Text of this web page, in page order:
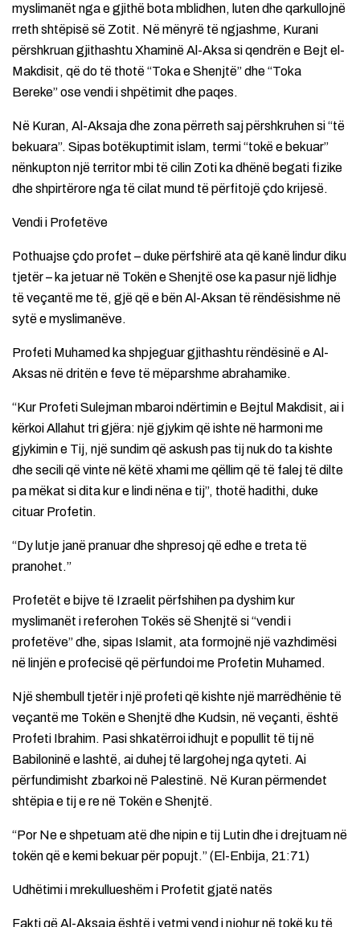
myslimanët nga e gjithë bota mblidhen, luten dhe qarkullojnë
rreth shtëpisë së Zotit. Në mënyrë të ngjashme, Kurani
përshkruan gjithashtu Xhaminë Al-Aksa si qendrën e Bejt el-
Makdisit, që do të thotë “Toka e Shenjtë” dhe “Toka
Bereke” ose vendi i shpëtimit dhe paqes.
Në Kuran, Al-Aksaja dhe zona përreth saj përshkruhen si “të
bekuara”. Sipas botëkuptimit islam, termi “tokë e bekuar”
nënkupton një territor mbi të cilin Zoti ka dhënë begati fizike
dhe shpirtërore nga të cilat mund të përfitojë çdo krijesë.
Vendi i Profetëve
Pothuajse çdo profet – duke përfshirë ata që kanë lindur diku
tjetër – ka jetuar në Tokën e Shenjtë ose ka pasur një lidhje
të veçantë me të, gjë që e bën Al-Aksan të rëndësishme në
sytë e myslimanëve.
Profeti Muhamed ka shpjeguar gjithashtu rëndësinë e Al-
Aksas në dritën e feve të mëparshme abrahamike.
“Kur Profeti Sulejman mbaroi ndërtimin e Bejtul Makdisit, ai i
kërkoi Allahut tri gjëra: një gjykim që ishte në harmoni me
gjykimin e Tij, një sundim që askush pas tij nuk do ta kishte
dhe secili që vinte në këtë xhami me qëllim që të falej të dilte
pa mëkat si dita kur e lindi nëna e tij”, thotë hadithi, duke
cituar Profetin.
“Dy lutje janë pranuar dhe shpresoj që edhe e treta të
pranohet.”
Profetët e bijve të Izraelit përfshihen pa dyshim kur
myslimanët i referohen Tokës së Shenjtë si “vendi i
profetëve” dhe, sipas Islamit, ata formojnë një vazhdimësi
në linjën e profecisë që përfundoi me Profetin Muhamed.
Një shembull tjetër i një profeti që kishte një marrëdhënie të
veçantë me Tokën e Shenjtë dhe Kudsin, në veçanti, është
Profeti Ibrahim. Pasi shkatërroi idhujt e popullit të tij në
Babiloninë e lashtë, ai duhej të largohej nga qyteti. Ai
përfundimisht zbarkoi në Palestinë. Në Kuran përmendet
shtëpia e tij e re në Tokën e Shenjtë.
“Por Ne e shpetuam atë dhe nipin e tij Lutin dhe i drejtuam në
tokën që e kemi bekuar për popujt.” (El-Enbija, 21:71)
Udhëtimi i mrekullueshëm i Profetit gjatë natës
Fakti që Al-Aksaja është i vetmi vend i njohur në tokë ku të